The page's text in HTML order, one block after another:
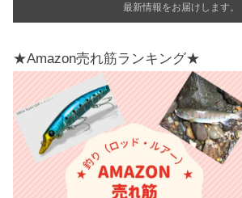
最新情報をお届けします。
★Amazon売れ筋ランキング★